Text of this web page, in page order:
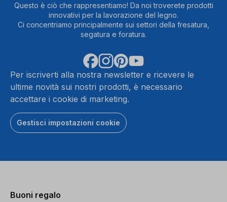
Questo è ciò che rappresentiamo! Da noi troverete prodotti
innovativi per la lavorazione del legno.
Ci concentriamo principalmente sui settori della fresatura,
segatura e foratura.
Per iscriverti alla nostra newsletter e ricevere le
ultime novità sui nostri prodotti, è necessario
accettare i cookie di marketing.
Gestisci impostazioni cookie
Buoni regalo